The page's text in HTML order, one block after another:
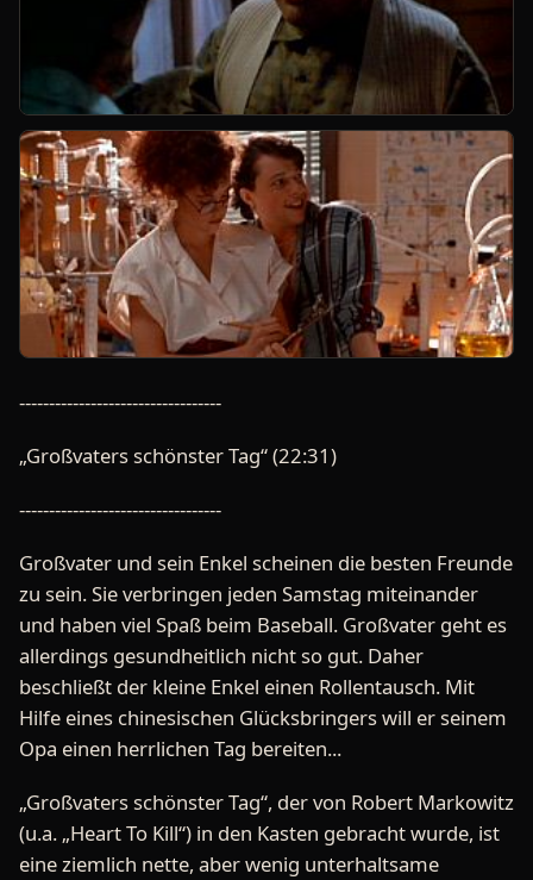
----------------------------------
„Großvaters schönster Tag“ (22:31)
----------------------------------
Großvater und sein Enkel scheinen die besten Freunde
zu sein. Sie verbringen jeden Samstag miteinander
und haben viel Spaß beim Baseball. Großvater geht es
allerdings gesundheitlich nicht so gut. Daher
beschließt der kleine Enkel einen Rollentausch. Mit
Hilfe eines chinesischen Glücksbringers will er seinem
Opa einen herrlichen Tag bereiten...
„Großvaters schönster Tag“, der von Robert Markowitz
(u.a. „Heart To Kill“) in den Kasten gebracht wurde, ist
eine ziemlich nette, aber wenig unterhaltsame